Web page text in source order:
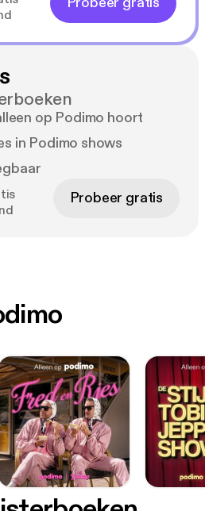
op Podimo hoort
in Podimo shows
Probeer gratis